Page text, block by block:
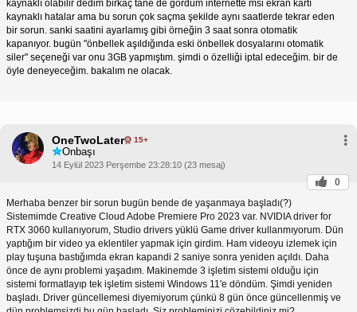
kaynaklı olabilir dedim birkaç tane de gördüm internette msi ekran kartı
kaynaklı hatalar ama bu sorun çok saçma şekilde aynı saatlerde tekrar eden
bir sorun. sanki saatini ayarlamış gibi örneğin 3 saat sonra otomatik
kapanıyor. bugün "önbellek aşıldığında eski önbellek dosyalarını otomatik
siler" seçeneği var onu 3GB yapmıştım. şimdi o özelliği iptal edeceğim. bir de
öyle deneyeceğim. bakalım ne olacak.
OneTwoLater 15+
Onbaşı
14 Eylül 2023 Perşembe 23:28:10 (23 mesaj)
0
Merhaba benzer bir sorun bugün bende de yaşanmaya başladı(?)
Sistemimde Creative Cloud Adobe Premiere Pro 2023 var. NVIDIA driver for
RTX 3060 kullanıyorum, Studio drivers yüklü Game driver kullanmıyorum. Dün
yaptığım bir video ya eklentiler yapmak için girdim. Ham videoyu izlemek için
play tuşuna bastığımda ekran kapandi 2 saniye sonra yeniden açıldı. Daha
önce de aynı problemi yaşadım. Makinemde 3 işletim sistemi olduğu için
sistemi formatlayıp tek işletim sistemi Windows 11'e döndüm. Şimdi yeniden
başladı. Driver güncellemesi diyemiyorum çünkü 8 gün önce güncellenmiş ve